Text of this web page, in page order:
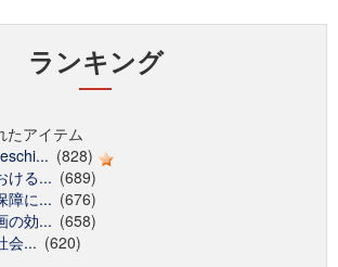
ランキング
たアイテム
(828)
ける... (689)
障に... (676)
の効... (658)
会... (620)